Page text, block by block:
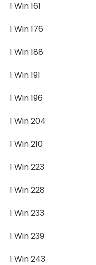
1 Win 161
1 Win 176
1 Win 188
1 Win 191
1 Win 196
1 Win 204
1 Win 210
1 Win 223
1 Win 228
1 Win 233
1 Win 239
1 Win 243